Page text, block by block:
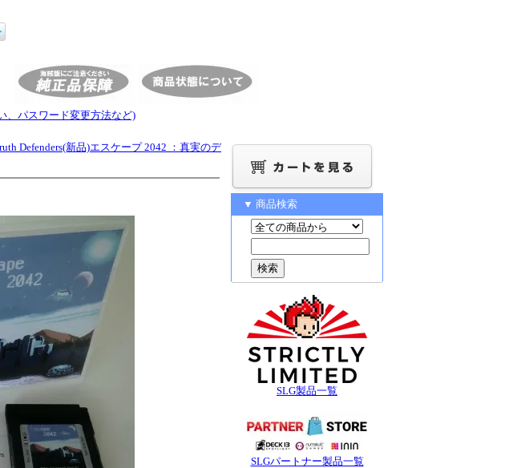
、パスワード変更方法など)
Defenders(新品)エスケープ 2042 ：真実のデ
▼ 商品検索
SLG製品一覧
SLGパートナー製品一覧